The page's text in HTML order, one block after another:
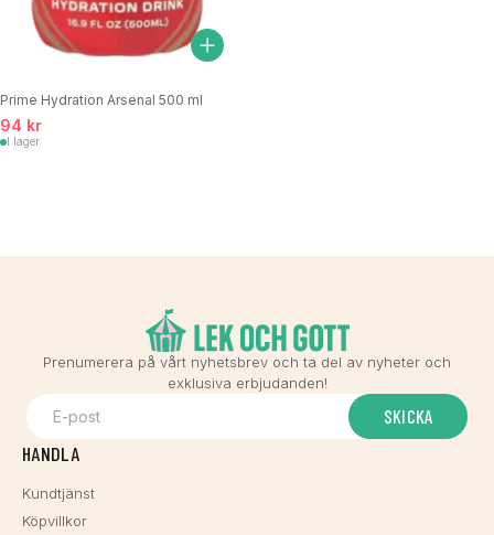
Prime Hydration Arsenal 500 ml
94 kr
I lager
Prenumerera på vårt nyhetsbrev och ta del av nyheter och
exklusiva erbjudanden!
SKICKA
HANDLA
Kundtjänst
Köpvillkor